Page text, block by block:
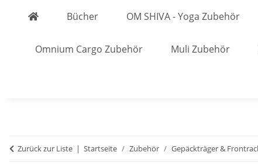
Bücher OM SHIVA - Yoga Zubehör
Omnium Cargo Zubehör Muli Zubehör
Zurück zur Liste Startseite Zubehör Gepäckträger &